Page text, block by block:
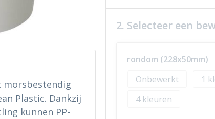
morsbestendig
Plastic. Dankzij
kunnen PP-
2. Selecteer een
rondom (228x50mm)
Onbewerkt
1
4